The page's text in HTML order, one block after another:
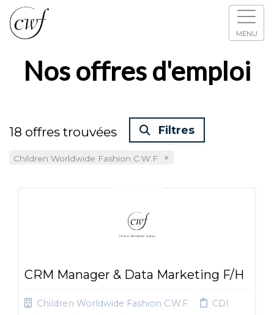
MENU
Nos offres d'emploi
18 offres trouvées Filtres
Children Worldwide Fashion C.W.F ×
CRM Manager & Data Marketing F/H
Children Worldwide Fashion C.W.F
CDI